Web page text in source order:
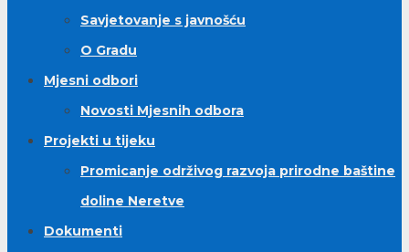
Savjetovanje s javnošću
O Gradu
Mjesni odbori
Novosti Mjesnih odbora
Projekti u tijeku
Promicanje održivog razvoja prirodne baštine
doline Neretve
Dokumenti